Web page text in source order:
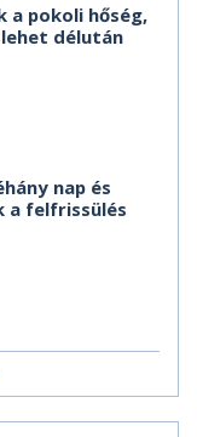
a pokoli hőség,
délután
nap és
a felfrissülés